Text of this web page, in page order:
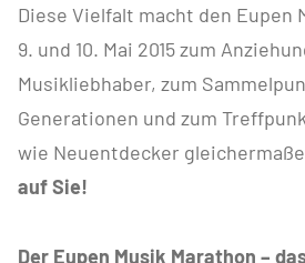
Diese Vielfalt macht den Eupen
9. und 10. Mai 2015 zum
Musikliebhaber, zum
Generationen und zum
wie Neuentdecker
auf Sie!
Der Eupen Musik Marathon –